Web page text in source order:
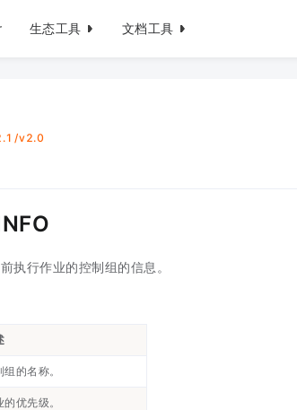
生态工具 文档工具
/v2.0
执行作业的控制组的信息。
组的名称。
的优先级。